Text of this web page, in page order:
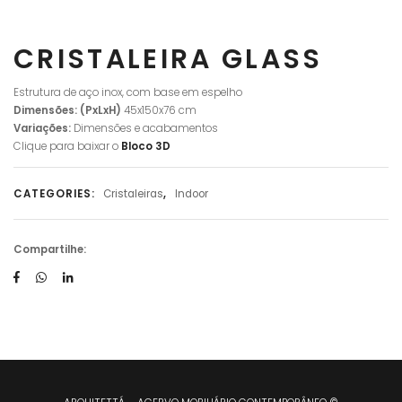
CRISTALEIRA GLASS
Estrutura de aço inox, com base em espelho
Dimensões: (PxLxH) 45x150x76 cm
Variações: Dimensões e acabamentos
Clique para baixar o Bloco 3D
CATEGORIES: Cristaleiras, Indoor
Compartilhe: